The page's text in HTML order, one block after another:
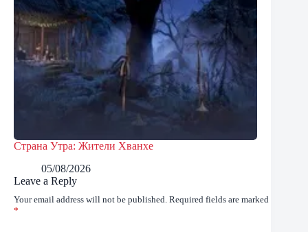
Страна Утра: Жители Хванхе
05/08/2026
Leave a Reply
Your email address will not be published. Required fields are marked
*